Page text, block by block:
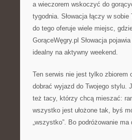
a wieczorem wskoczyć do
tygodnia. Słowacja łączy w
do tego oferuje wiele miejsc,
GorąceWęgry.pl Słowacja
idealny na aktywny weekend.
Ten serwis nie jest tylko zbiorem
dobrać wyjazd do Twojego stylu.
też tacy, którzy chcą mieszać:
wszystko jest ułożone tak, byś
„wszystko”. Bo podróżowanie